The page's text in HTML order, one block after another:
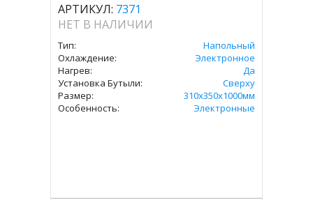
АРТИКУЛ: 7371
НЕТ В НАЛИЧИИ
Тип:
Напольный
Охлаждение:
Электронное
Нагрев:
Да
Установка Бутыли:
Сверху
Размер:
310х350х1000мм
Особенность:
Электронные